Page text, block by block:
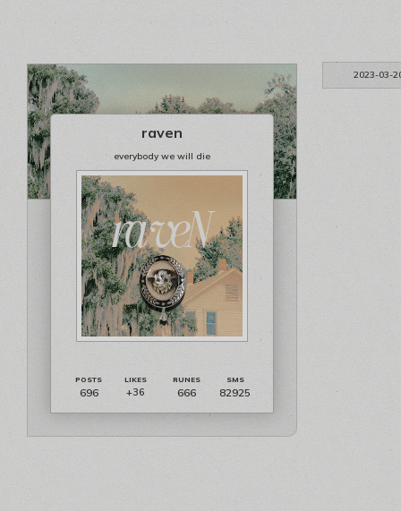
2023-03-
raven
everybody we will die
696 +36 666 82925